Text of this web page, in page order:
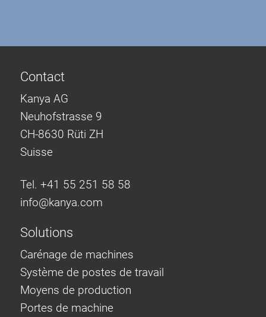
Contact
Kanya AG
Neuhofstrasse 9
CH-8630 Rüti ZH
Suisse
Tel. +41 55 251 58 58
info@kanya.com
Solutions
Carénage de machines
Système de postes de travail
Moyens de production
Portes de machine